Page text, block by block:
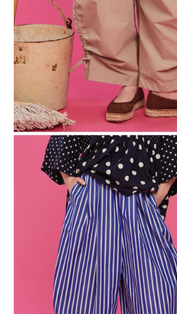
【注意事項】
１．透過由恩沛科技股份有限公司提供之「AFTEE
易，需依本服務之必要範圍內提供個人資料，並將
權轉讓予恩沛科技股份有限公司。
２．關於個人資料處理事宜，請瀏覽以下網址：
３．未成年的使用者請事先徵得法定代理人或監護
「AFTEE先享後付」，若未經同意申辦者引起之損
４．使用「AFTEE先享後付」時，將依據個別帳號
時審查核予不同之上限額度；若仍有額度不足之情
請求用戶進行身份認證。
５．嚴禁一人註冊多個帳號或使用他人資訊註冊。
恩沛科技股份有限公司將有權停止該用戶之使用額